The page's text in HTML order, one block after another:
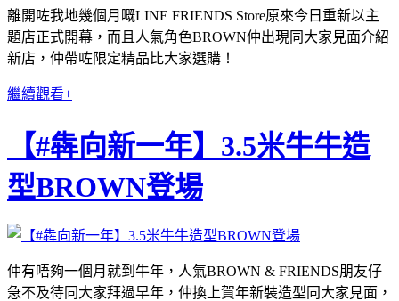
離開咗我地幾個月嘅LINE FRIENDS Store原來今日重新以主
題店正式開幕，而且人氣角色BROWN仲出現同大家見面介紹
新店，仲帶咗限定精品比大家選購！
繼續觀看+
【#犇向新一年】3.5米牛牛造
型BROWN登場
仲有唔夠一個月就到牛年，人氣BROWN & FRIENDS朋友仔
急不及待同大家拜過早年，仲換上賀年新裝造型同大家見面，